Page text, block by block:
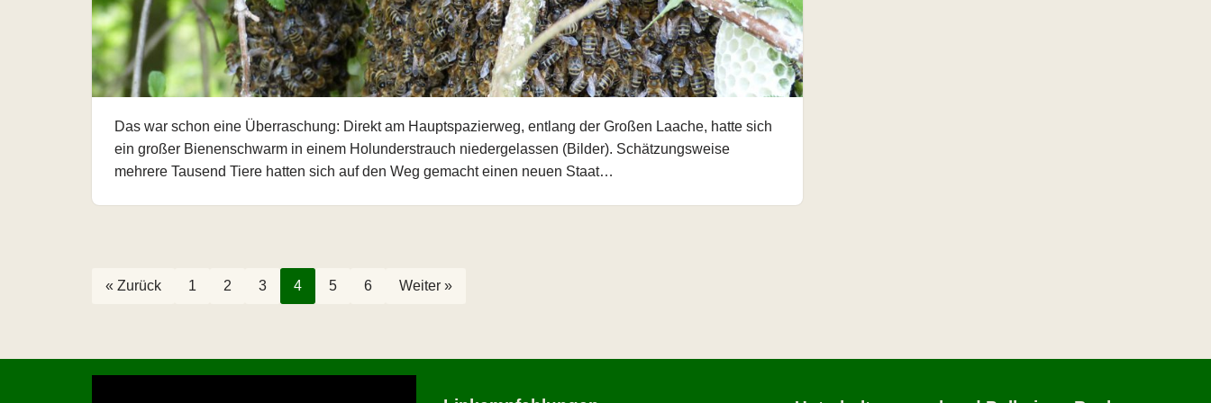
Das war schon eine Überraschung: Direkt am Hauptspazierweg, entlang der Großen Laache, hatte sich
ein großer Bienenschwarm in einem Holunderstrauch niedergelassen (Bilder). Schätzungsweise
mehrere Tausend Tiere hatten sich auf den Weg gemacht einen neuen Staat…
« Zurück 1 2 3 4 5 6 Weiter »